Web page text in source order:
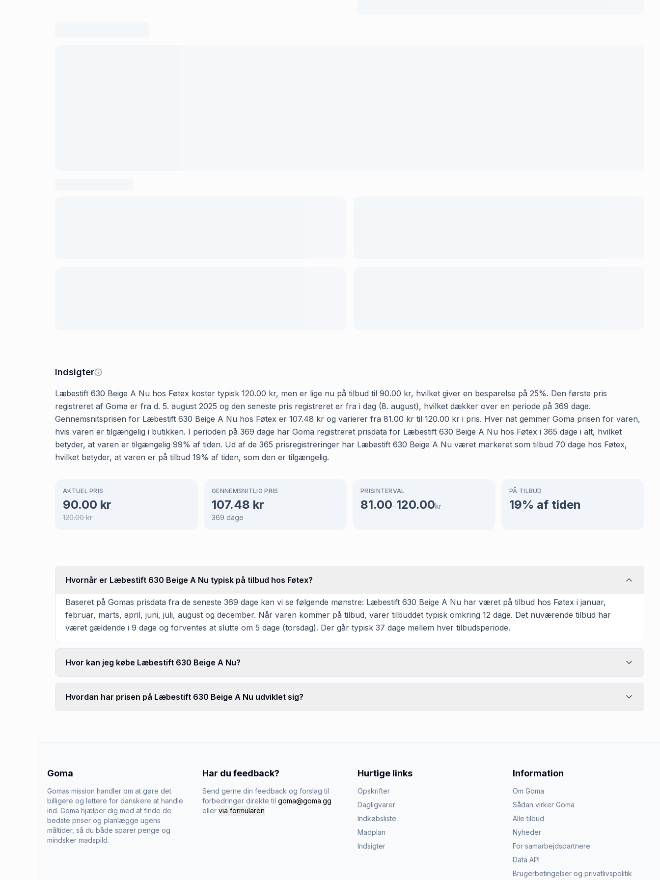
Indsigter
Læbestift 630 Beige A Nu hos Føtex koster typisk 120.00 kr, men er lige nu på tilbud til 90.00 kr, hvilket giver en besparelse på 25%. Den første pris
registreret af Goma er fra d. 5. august 2025 og den seneste pris registreret er fra i dag (8. august), hvilket dækker over en periode på 369 dage.
Gennemsnitsprisen for Læbestift 630 Beige A Nu hos Føtex er 107.48 kr og varierer fra 81.00 kr til 120.00 kr i pris. Hver nat gemmer Goma prisen for varen,
hvis varen er tilgængelig i butikken. I perioden på 369 dage har Goma registreret prisdata for Læbestift 630 Beige A Nu hos Føtex i 365 dage i alt, hvilket
betyder, at varen er tilgængelig 99% af tiden. Ud af de 365 prisregistreringer har Læbestift 630 Beige A Nu været markeret som tilbud 70 dage hos Føtex,
hvilket betyder, at varen er på tilbud 19% af tiden, som den er tilgængelig.
AKTUEL PRIS
90.00 kr
120.00kr
GENNEMSNITLIG PRIS
107.48 kr
369 dage
PRISINTERVAL
81.00–120.00kr
PÅ TILBUD
19% af tiden
Hvornår er Læbestift 630 Beige A Nu typisk på tilbud hos Føtex?
Baseret på Gomas prisdata fra de seneste 369 dage kan vi se følgende mønstre: Læbestift 630 Beige A Nu har været på tilbud hos Føtex i januar,
februar, marts, april, juni, juli, august og december. Når varen kommer på tilbud, varer tilbuddet typisk omkring 12 dage. Det nuværende tilbud har
været gældende i 9 dage og forventes at slutte om 5 dage (torsdag). Der går typisk 37 dage mellem hver tilbudsperiode.
Hvor kan jeg købe Læbestift 630 Beige A Nu?
Hvordan har prisen på Læbestift 630 Beige A Nu udviklet sig?
Goma
Gomas mission handler om at gøre det
billigere og lettere for danskere at handle
ind. Goma hjælper dig med at finde de
bedste priser og planlægge ugens
måltider, så du både sparer penge og
mindsker madspild.
Har du feedback?
Send gerne din feedback og forslag til
forbedringer direkte til goma@goma.gg
eller via formularen
Hurtige links
Opskrifter
Dagligvarer
Indkøbsliste
Madplan
Indsigter
Information
Om Goma
Sådan virker Goma
Alle tilbud
Nyheder
For samarbejdspartnere
Data API
Brugerbetingelser og privatlivspolitik